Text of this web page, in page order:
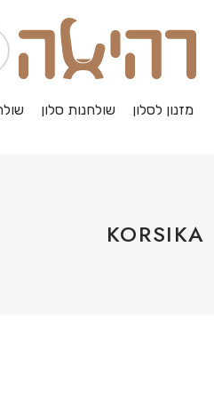
מזנון לסלון שולחנות סלון
KORSIKA